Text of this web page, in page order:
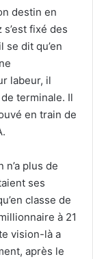
destin en
fixé des
dit qu’en
labeur, il
terminale. Il
en train de
n’a plus de
ses
classe de
à 21
vision-là a
après le